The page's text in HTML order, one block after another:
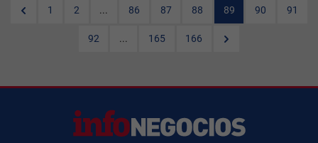
1 2 ... 86 87 88 89 90 91
92 ... 165 166